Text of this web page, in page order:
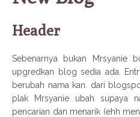
Header
Sebenarnya bukan Mrsyanie
upgredkan blog sedia ada.
berubah nama kan. dari
plak Mrsyanie ubah supaya
pencarian dan menarik (ehh